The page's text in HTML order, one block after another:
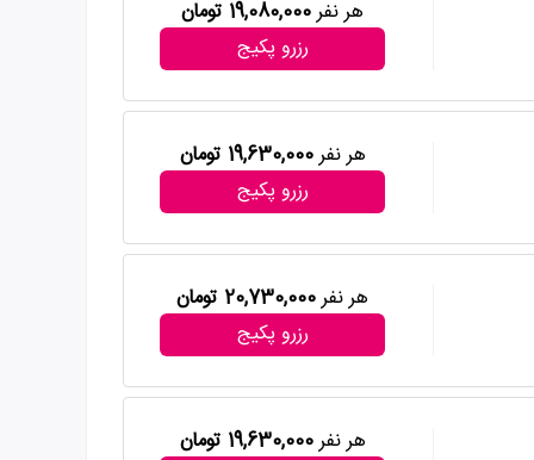
هر نفر19,080,000 تومان
رزرو پکیج
هر نفر19,630,000 تومان
رزرو پکیج
هر نفر20,730,000 تومان
رزرو پکیج
هر نفر19,630,000 تومان